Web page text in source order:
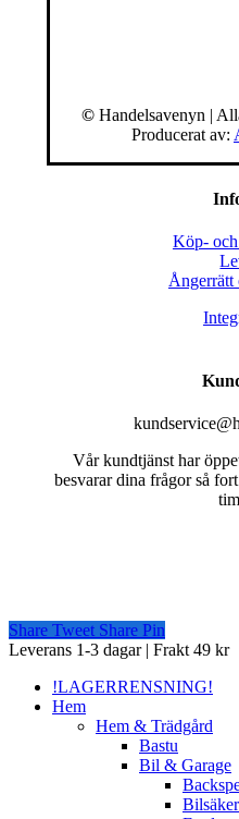
© Handelsavenyn |
Producerat av:
Köp-
Ångerrätt
Vår kundtjänst har
besvarar dina frågor så
Share Tweet Share Pin
Close
Leverans 1-3 dagar | Frakt 49 kr
!LAGERRENSNING!
Hem
Hem & Trädgård
Bastu
Bil & Garage